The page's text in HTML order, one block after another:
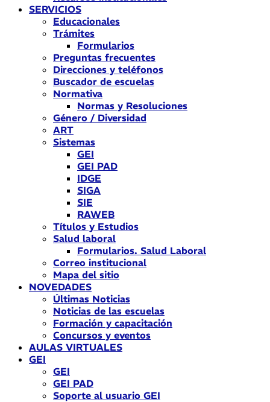
SERVICIOS
Educacionales
Trámites
Formularios
Preguntas frecuentes
Direcciones y teléfonos
Buscador de escuelas
Normativa
Normas y Resoluciones
Género / Diversidad
ART
Sistemas
GEI
GEI PAD
IDGE
SIGA
SIE
RAWEB
Títulos y Estudios
Salud laboral
Formularios. Salud Laboral
Correo institucional
Mapa del sitio
NOVEDADES
Últimas Noticias
Noticias de las escuelas
Formación y capacitación
Concursos y eventos
AULAS VIRTUALES
GEI
GEI
GEI PAD
Soporte al usuario GEI